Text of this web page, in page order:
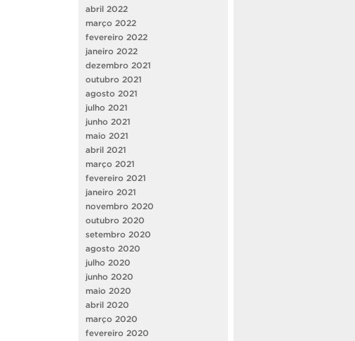
abril 2022
março 2022
fevereiro 2022
janeiro 2022
dezembro 2021
outubro 2021
agosto 2021
julho 2021
junho 2021
maio 2021
abril 2021
março 2021
fevereiro 2021
janeiro 2021
novembro 2020
outubro 2020
setembro 2020
agosto 2020
julho 2020
junho 2020
maio 2020
abril 2020
março 2020
fevereiro 2020